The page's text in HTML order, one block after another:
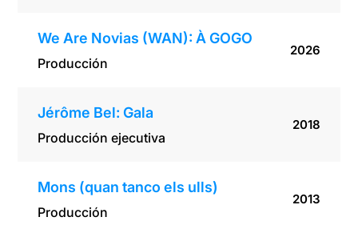
We Are Novias (WAN): À GOGO
Producción
2026
Jérôme Bel: Gala
Producción ejecutiva
2018
Mons (quan tanco els ulls)
Producción
2013